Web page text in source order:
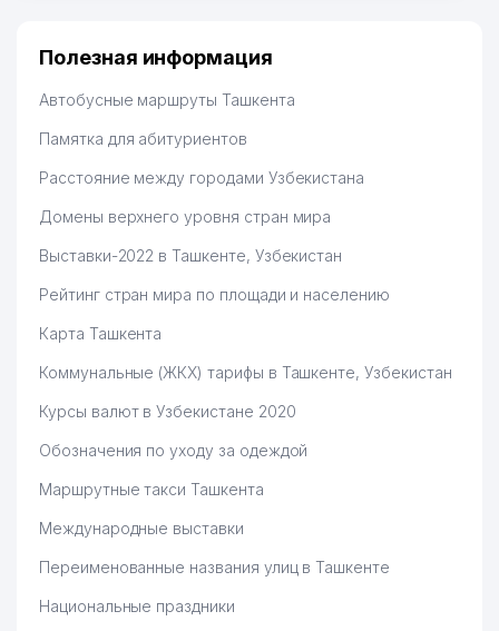
60
TELERADIOMARKAZI ГУП
750 м
61 ABN-MB СП ООО
62
ОЛИМПИЙСКИЙ КОМИТЕТ
763 м
63
ЛИТЕРАТУРЫ им. АЛИШЕРА
776 м
64
ПРЕДПРИЯТИЕ
65
КОМПАНИЯ ТАШКЕНТСКИЙ
66
BAHOLASH ООО
Полезная информация
Автобусные маршруты Ташкента
Памятка для абитуриентов
Расстояние между городами Узбекистана
Домены верхнего уровня стран мира
Выставки-2022 в Ташкенте, Узбекистан
Рейтинг стран мира по площади и населению
Карта Ташкента
Коммунальные (ЖКХ) тарифы в Ташкенте, Узбекистан
Курсы валют в Узбекистане 2020
Обозначения по уходу за одеждой
Маршрутные такси Ташкента
Международные выставки
Переименованные названия улиц в Ташкенте
Национальные праздники